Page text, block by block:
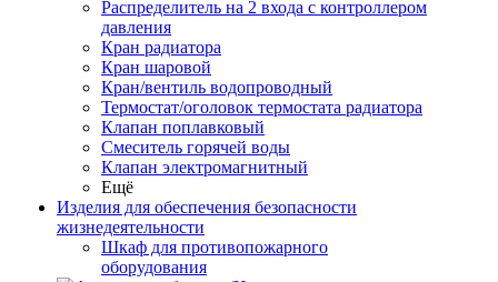
Распределитель на 2 входа с контроллером
давления
Кран радиатора
Кран шаровой
Кран/вентиль водопроводный
Термостат/оголовок термостата радиатора
Клапан поплавковый
Смеситель горячей воды
Клапан электромагнитный
Ещё
Изделия для обеспечения безопасности
жизнедеятельности
Шкаф для противопожарного
оборудования